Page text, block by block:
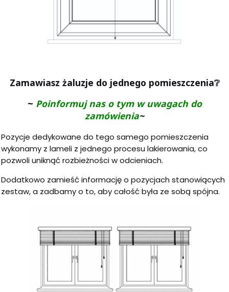
Zamawiasz żaluzje do jednego pomieszczenia❔
~ Poinformuj nas o tym w uwagach do
zamówienia~
Pozycje dedykowane do tego samego pomieszczenia
wykonamy z lameli z jednego procesu lakierowania, co
pozwoli uniknąć rozbieżności w odcieniach.
Dodatkowo zamieść informację o pozycjach stanowiących
zestaw, a zadbamy o to, aby całość była ze sobą spójna.